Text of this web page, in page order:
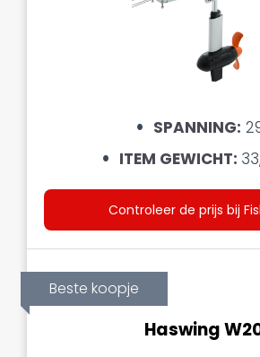
SPANNING:
ITEM GEWICHT:
Controleer de prijs bij
Beste koopje
Haswing